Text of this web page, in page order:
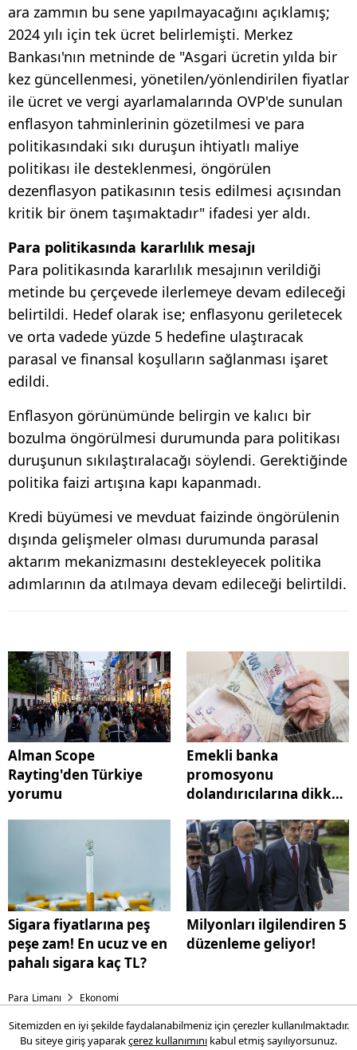
ara zammın bu sene yapılmayacağını açıklamış;
2024 yılı için tek ücret belirlemişti. Merkez
Bankası'nın metninde de "Asgari ücretin yılda bir
kez güncellenmesi, yönetilen/yönlendirilen fiyatlar
ile ücret ve vergi ayarlamalarında OVP'de sunulan
enflasyon tahminlerinin gözetilmesi ve para
politikasındaki sıkı duruşun ihtiyatlı maliye
politikası ile desteklenmesi, öngörülen
dezenflasyon patikasının tesis edilmesi açısından
kritik bir önem taşımaktadır" ifadesi yer aldı.
Para politikasında kararlılık mesajı
Para politikasında kararlılık mesajının verildiği
metinde bu çerçevede ilerlemeye devam edileceği
belirtildi. Hedef olarak ise; enflasyonu geriletecek
ve orta vadede yüzde 5 hedefine ulaştıracak
parasal ve finansal koşulların sağlanması işaret
edildi.
Enflasyon görünümünde belirgin ve kalıcı bir
bozulma öngörülmesi durumunda para politikası
duruşunun sıkılaştıralacağı söylendi. Gerektiğinde
politika faizi artışına kapı kapanmadı.
Kredi büyümesi ve mevduat faizinde öngörülenin
dışında gelişmeler olması durumunda parasal
aktarım mekanizmasını destekleyecek politika
adımlarının da atılmaya devam edileceği belirtildi.
Alman Scope
Rayting'den Türkiye
yorumu
Emekli banka
promosyonu
dolandırıcılarına dikkat!
kullanılıyor
Sigara fiyatlarına peş
peşe zam! En ucuz ve en
pahalı sigara kaç TL?
Milyonları ilgilendiren 5
düzenleme geliyor!
Para Limanı Ekonomi
Kira vergisi ilk taksit
Sitemizden en iyi şekilde faydalanabilmeniz için çerezler kullanılmaktadır.
Bu siteye giriş yaparakçerez kullanımını kabul etmiş sayılıyorsunuz.